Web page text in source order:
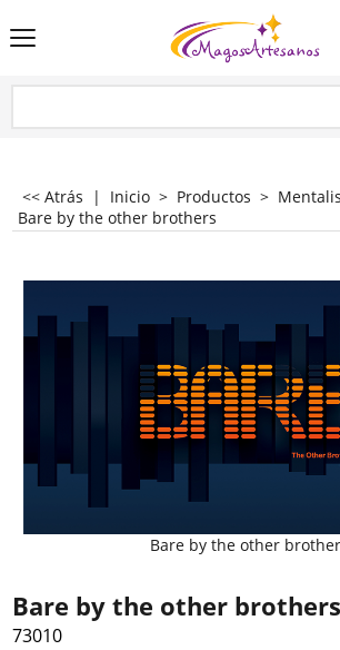
<< Atrás | Inicio > Productos >
Bare by the other brothers
Bare by the other
Bare by the other brothers
73010